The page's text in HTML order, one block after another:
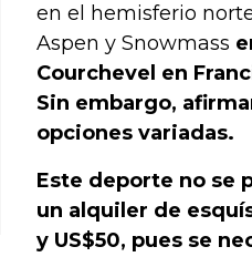
en el hemisferio
Aspen y Snowmass
Courchevel en
Sin embargo,
opciones variadas.
Este deporte no se
un alquiler de
y US$50, pues se